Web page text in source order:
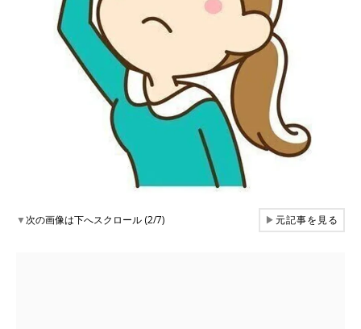
▼次の画像は下へスクロール (2/7) ▶元記事を見る